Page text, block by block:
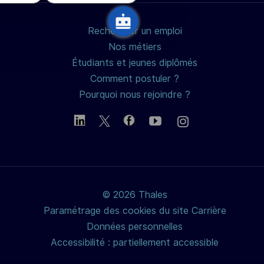
Rechercher un emploi
Nos métiers
Étudiants et jeunes diplômés
Comment postuler ?
Pourquoi nous rejoindre ?
© 2026 Thales
Paramétrage des cookies du site Carrière
Données personnelles
Accessibilité : partiellement accessible